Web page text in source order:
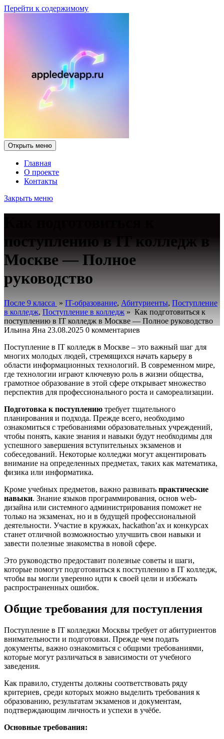
Перейти к содержимому
Открыть меню
Главная
О проекте
Контакты
Закрыть меню
поступлению в IT колледж в
Москве — Полное
руководство
После 9 класса » IT-образование, Абитуриенты, Поступление
в колледж, Поступление в колледж » Как подготовиться к
поступлению в IT колледж в Москве — Полное руководство
Ильина Яна 23.08.2025 0 комментариев
Поступление в IT колледж в Москве – это важный шаг для
многих молодых людей, стремящихся начать карьеру в
области информационных технологий. В современном мире,
где технологии играют ключевую роль в жизни общества,
грамотное образование в этой сфере открывает множество
перспектив для профессионального роста и самореализации.
Подготовка к поступлению требует тщательного
планирования и подхода. Прежде всего, необходимо
ознакомиться с требованиями образовательных учреждений,
чтобы понять, какие знания и навыки будут необходимы для
успешного завершения вступительных экзаменов и
собеседований. Некоторые колледжи могут акцентировать
внимание на определенных предметах, таких как математика,
физика или информатика.
Кроме учебных предметов, важно развивать практические
навыки. Знание языков программирования, основ web-
дизайна или системного администрирования поможет не
только на экзаменах, но и в будущей профессиональной
деятельности. Участие в кружках, hackathon’ах и конкурсах
станет отличной возможностью улучшить свои навыки и
завести полезные знакомства в новой сфере.
Это руководство предоставит полезные советы и шаги,
которые помогут подготовиться к поступлению в IT колледж,
чтобы вы могли уверенно идти к своей цели и избежать
распространенных ошибок.
Общие требования для поступления
Поступление в IT колледжи Москвы требует от абитуриентов
внимательности и подготовки. Прежде чем подать
документы, важно ознакомиться с общими требованиями,
которые могут различаться в зависимости от учебного
заведения.
Как правило, студенты должны соответствовать ряду
критериев, среди которых можно выделить требования к
образованию, результатам экзаменов и документам,
подтверждающим личность и успехи в учёбе.
Основные требования: